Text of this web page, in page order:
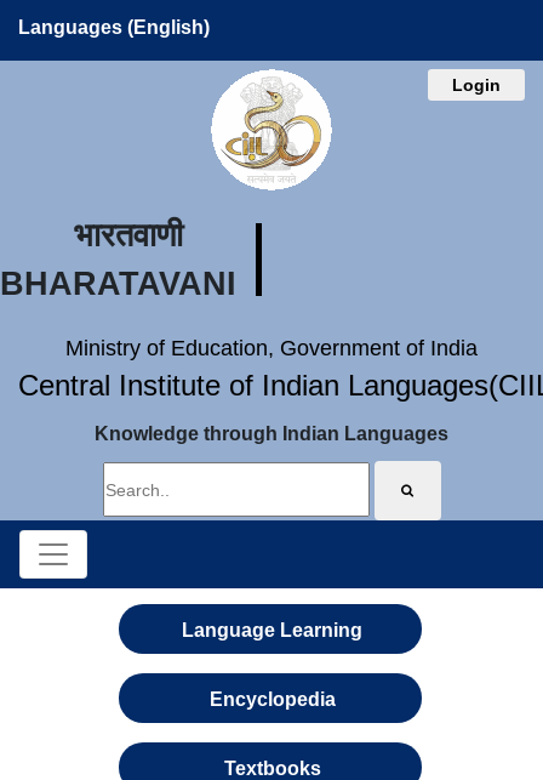
Languages (English)
Login
भारतवाणी
BHARATAVANI
Ministry of Education, Government of India
Central Institute of Indian
Knowledge through Indian Languages
Language Learning
Encyclopedia
Textbooks